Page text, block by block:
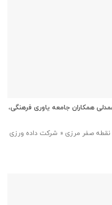
همکاران جامعه یاوری فرهنگی،
نقطه صفر مرزی « شرکت داده ورزی